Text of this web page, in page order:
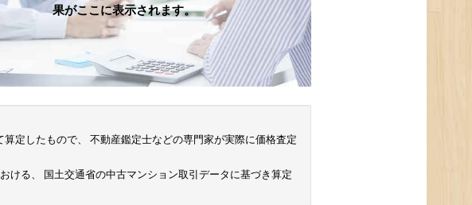
果がここに表示されます。
定したもので、 不動産鑑定士などの専門家が実際に価格査定
ける、 国土交通省の中古マンション取引データに基づき算定